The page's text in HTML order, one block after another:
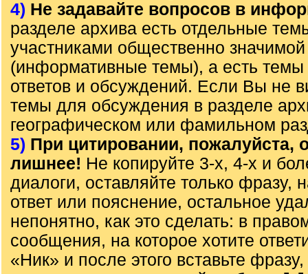
4) Не задавайте вопросов в
разделе архива есть отдельные
участниками общественно
(информативные темы), а есть темы
ответов и обсуждений. Если Вы не
темы для обсуждения в разделе
географическом или фамильном
5) При цитировании, пожалуйста,
лишнее! Не копируйте 3-х, 4-х и
диалоги, оставляйте только фразу,
ответ или пояснение, остальное
непонятно, как это сделать: в
сообщения, на которое хотите
«Ник» и после этого вставьте